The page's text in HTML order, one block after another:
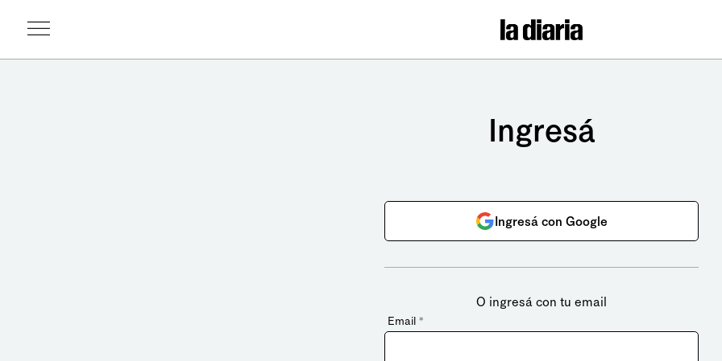
Ingresá
Ingresá con Google
O ingresá con tu email
Email *